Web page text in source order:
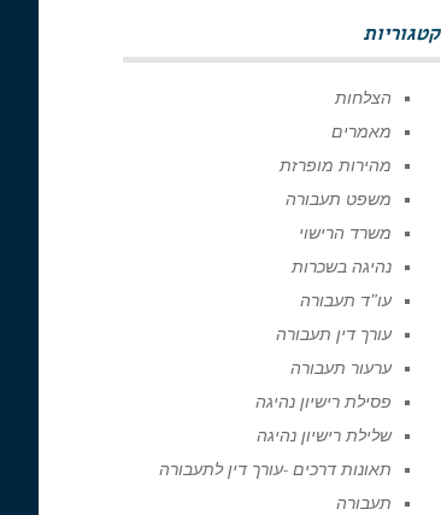
קטגוריות
הצלחות
מאמרים
מהירות מופרזת
משפט תעבורה
משרד הרישוי
נהיגה בשכרות
עו"ד תעבורה
עורך דין תעבורה
ערעור תעבורה
פסילת רישיון נהיגה
שלילת רישיון נהיגה
תאונות דרכים -עורך דין לתעבורה
תעבורה